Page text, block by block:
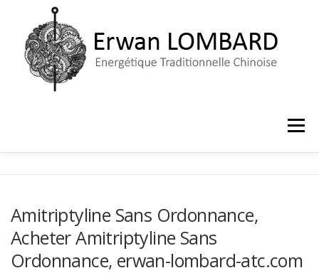
contenu
Menu
Amitriptyline Sans Ordonnance,
Acheter Amitriptyline Sans
Ordonnance, erwan-lombard-atc.com